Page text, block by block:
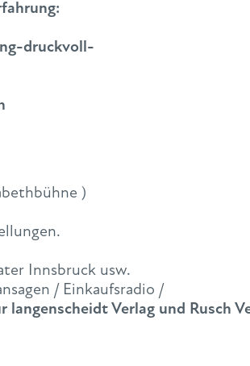
druckvoll-
)
Innsbruck usw.
/ Einkaufsradio /
Verlag und Rusch